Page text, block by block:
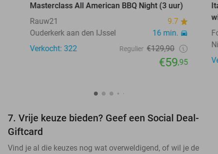
Masterclass All American BBQ Night (3 uur)
Rauw21
9.7
Ouderkerk aan den IJssel
16 min.
Verkocht: 322
Regulier €129,90
€59,95
7. Vrije keuze bieden? Geef een Social Deal-
Giftcard
Vind je al die keuzes nog wat overweldigend, of wil je de